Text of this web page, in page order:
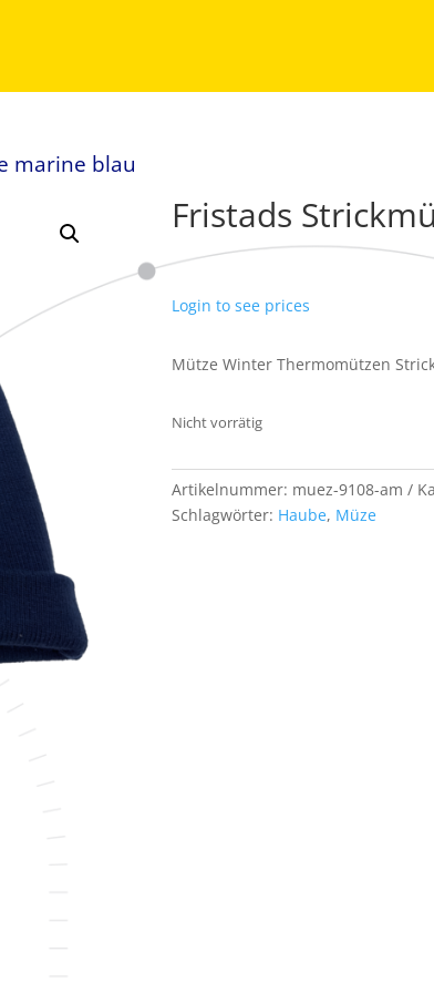
marine blau
Fristads
Login to see prices
Mütze Winter Thermomützen
Nicht vorrätig
Artikelnummer: muez-9108-am
Schlagwörter: Haube, Müze